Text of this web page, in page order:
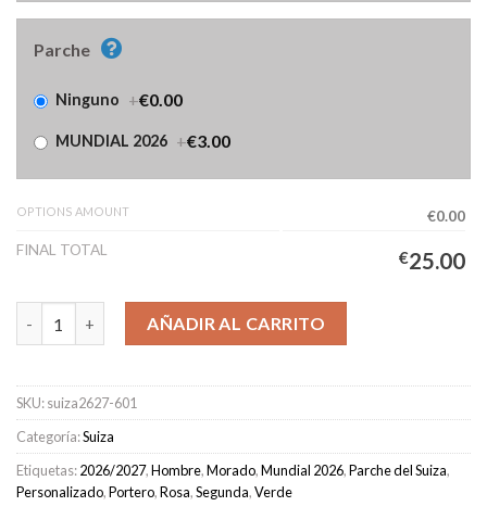
Parche
Ninguno +€0.00
MUNDIAL 2026 +€3.00
OPTIONS AMOUNT
€0.00
FINAL TOTAL
€25.00
Camiseta Suiza Portero Segunda Equipación Hombre 2026/
AÑADIR AL CARRITO
SKU:suiza2627-601
Categoría:Suiza
Etiquetas:2026/2027,Hombre,Morado,Mundial 2026,Parche del Suiza,
Personalizado,Portero,Rosa,Segunda,Verde